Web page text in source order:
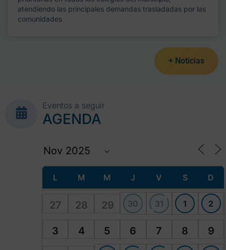
atendiendo las principales demandas trasladadas por las
comunidades
+ Noticias
Eventos a seguir
AGENDA
L M M J V S D
27 28 29 30 31 1 2
3 4 5 6 7 8 9